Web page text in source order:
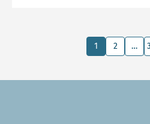
1 2 …